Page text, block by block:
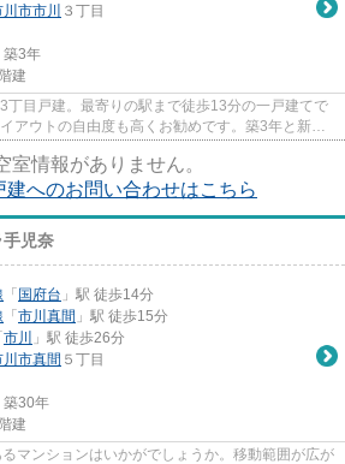
川市市川 ３丁目
築3年
建
丁目戸建。最寄りの駅まで徒歩13分の一戸建てで
アウトの自由度も高くお勧めです。築3年と新し
室情報がありません。
建へのお問い合わせはこちら
手児奈
「 国府台 」駅 徒歩14分
「 市川真間 」駅 徒歩15分
市川
」駅 徒歩26分
川市真間 ５丁目
築30年
建
マンションはいかがでしょうか。移動範囲が広が